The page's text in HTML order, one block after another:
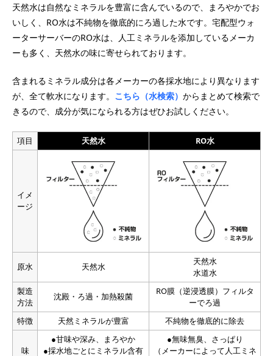
天然水は自然なミネラルを豊富に含んでいるので、まろやかでお
いしく、RO水は不純物を徹底的にろ過した水です。宅配型ウォ
ーターサーバーのRO水は、人工ミネラルを添加しているメーカ
ーも多く、天然水の味に寄せられております。
含まれるミネラル成分は各メーカーの各採水地により異なります
が、全て軟水になります。 こちら（水検索） からまとめて検索で
きるので、成分が気になられる方はぜひお試しください。
項目 天然水 RO水
イメ
ージ
原水 天然水
天然水
水道水
製造
方法
沈殿・ろ過・加熱殺菌
RO膜（逆浸透膜）フィルタ
ーでろ過
特徴
天然ミネラルが豊富 不純物を徹底的に除去
味
●甘味や深み、まろやか
●採水地ごとにミネラル含有
●無味無臭、さっぱり
（メーカーによって人工ミネ